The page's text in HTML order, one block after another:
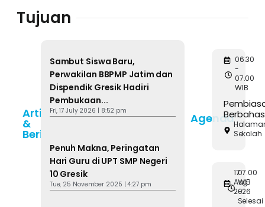
Tujuan
Artikel
&
Berita
Sambut Siswa Baru,
Perwakilan BBPMP Jatim dan
Dispendik Gresik Hadiri
Pembukaan...
Fri, 17 July 2026 | 8:52 pm
Penuh Makna, Peringatan
Hari Guru di UPT SMP Negeri
10 Gresik
Tue, 25 November 2025 | 4:27 pm
Agenda
06.30
-
07.00
WIB
Sekolah
17
Aug
2026
07.00
WIB
-
Selesai